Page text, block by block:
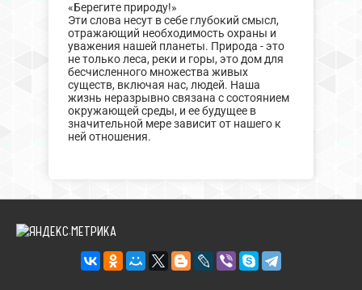
«Берегите природу!»
Эти слова несут в себе глубокий смысл,
отражающий необходимость охраны и
уважения нашей планеты. Природа - это
не только леса, реки и горы, это дом для
бесчисленного множества живых
существ, включая нас, людей. Наша
жизнь неразрывно связана с состоянием
окружающей среды, и ее будущее в
значительной мере зависит от нашего к
ней отношения.